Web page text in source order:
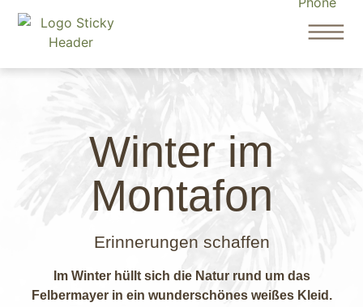
Winter im
Montafon
Erinnerungen schaffen
Im Winter hüllt sich die Natur rund um das
Felbermayer in ein wunderschönes weißes Kleid.